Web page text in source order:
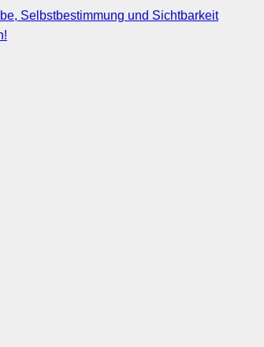
Selbstbestimmung und Sichtbarkeit